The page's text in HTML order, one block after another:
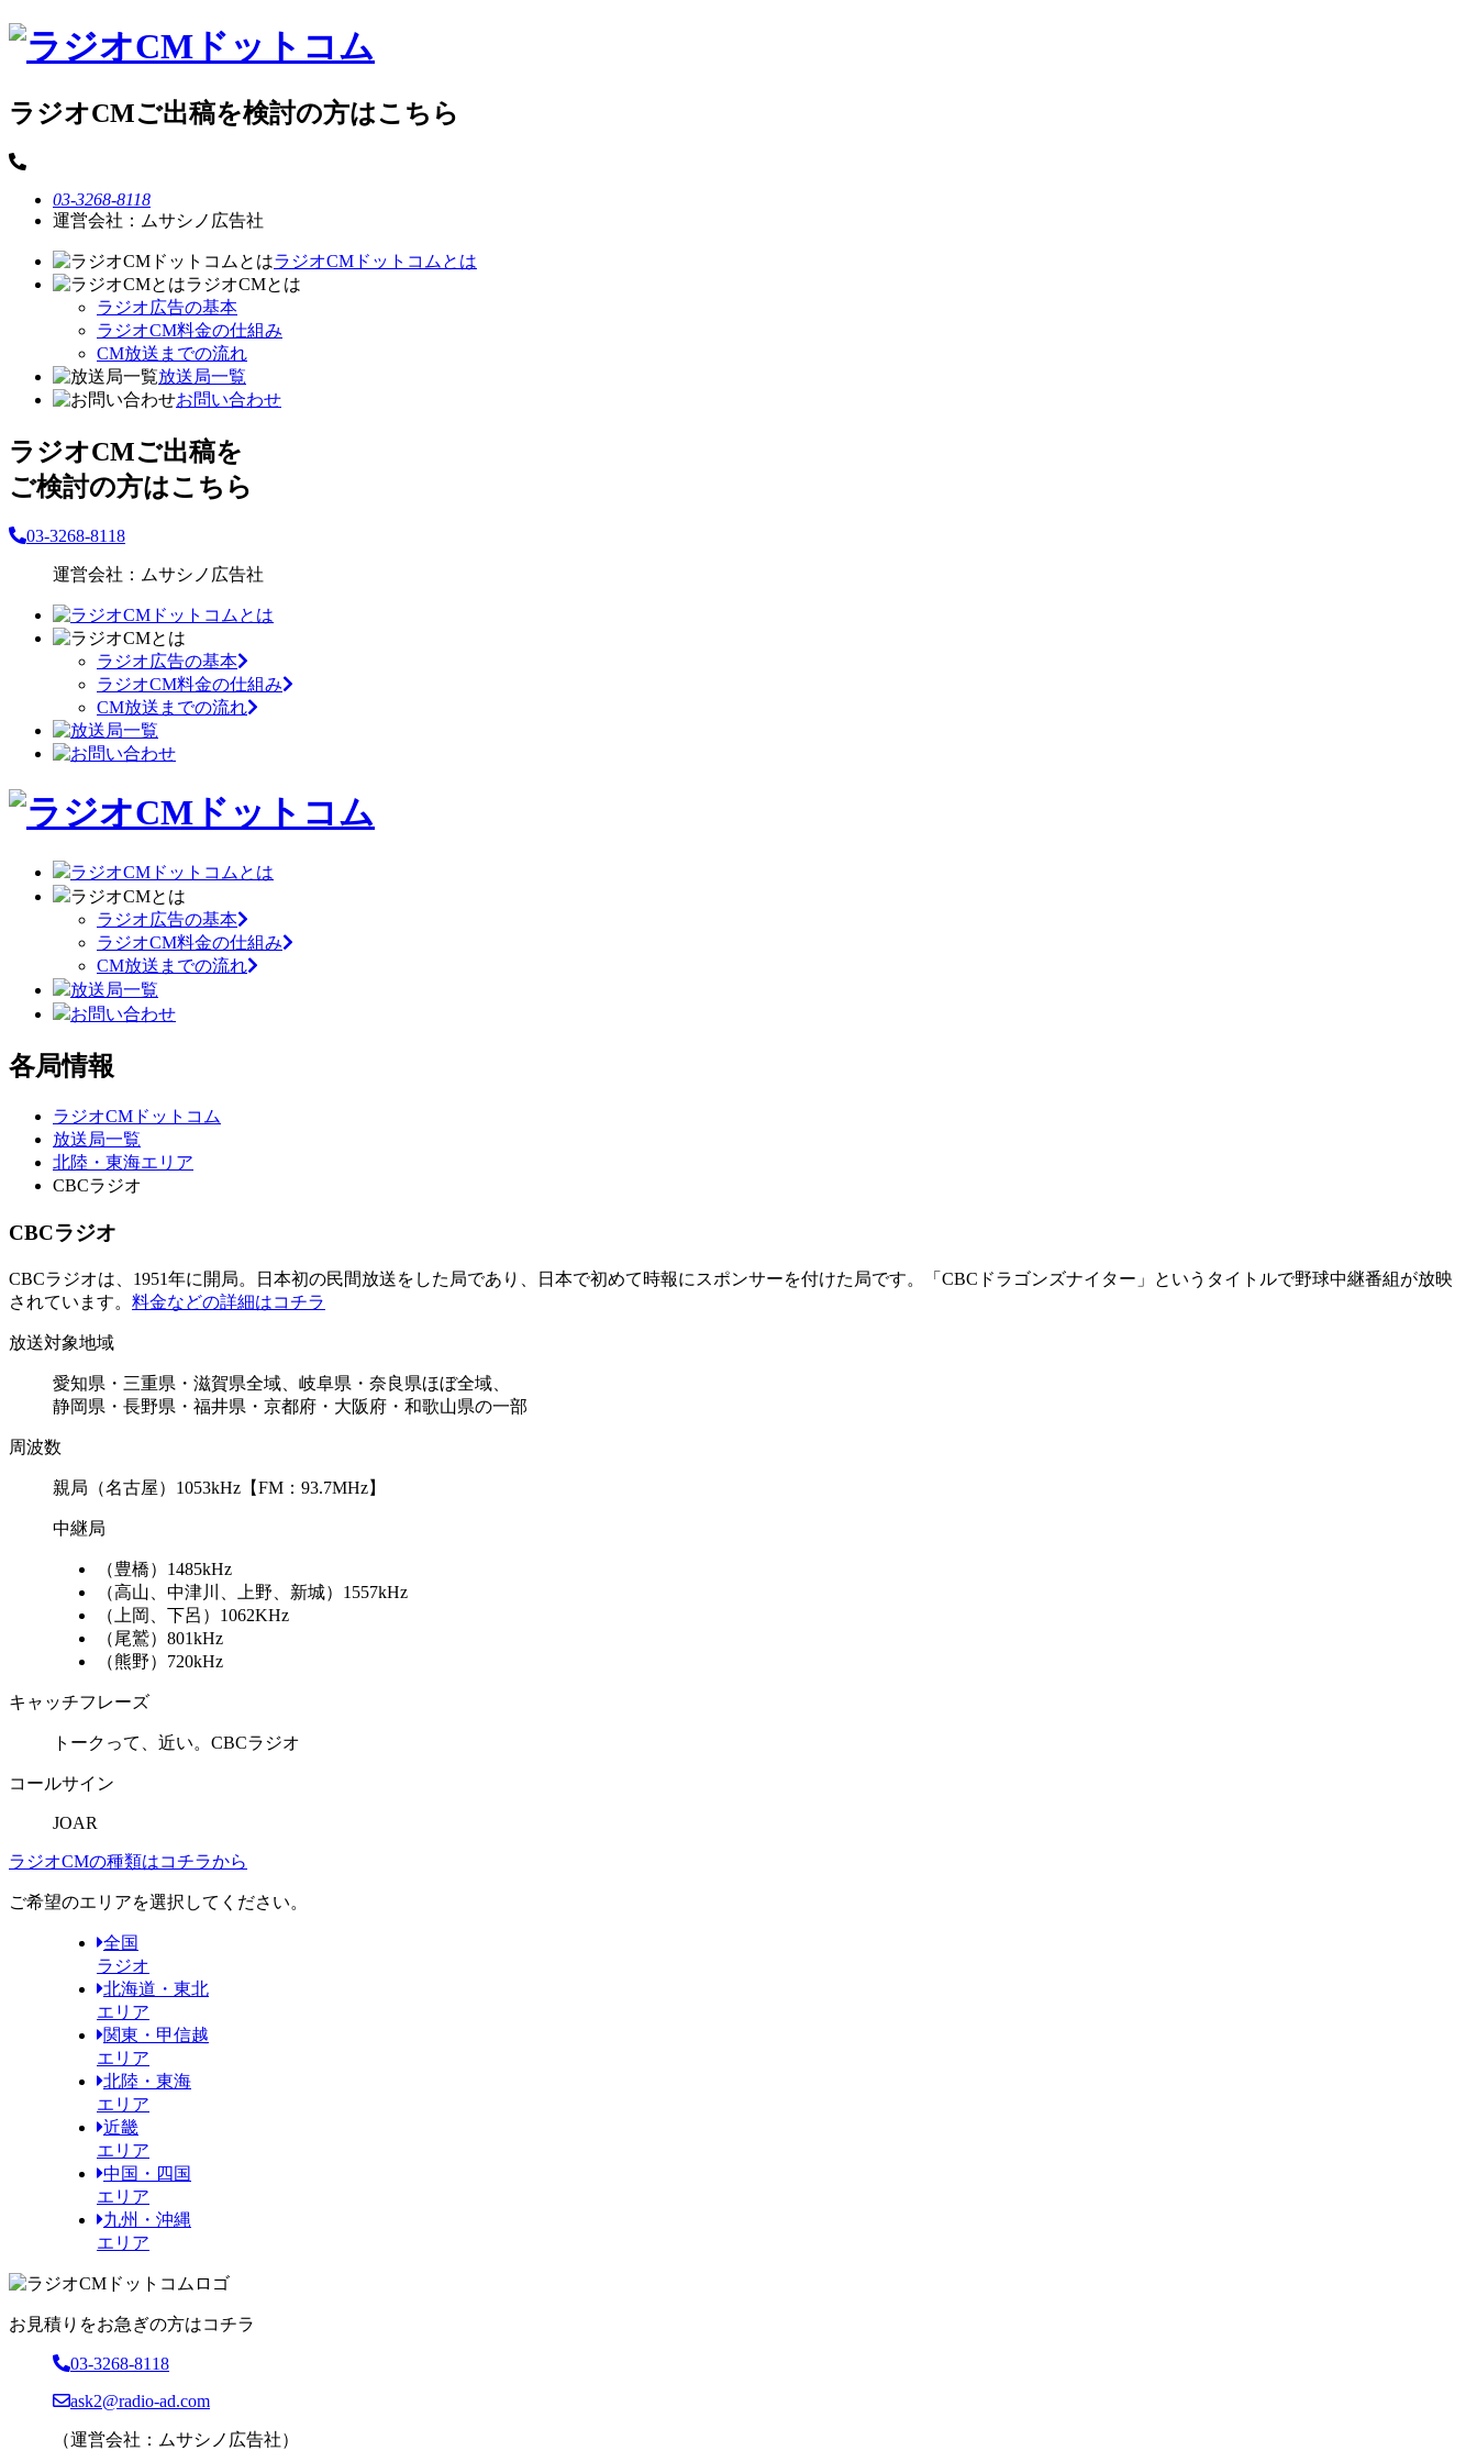
ラジオCMご出稿を検討の方はこちら
03-3268-8118
運営会社：ムサシノ広告社
ラジオCMドットコムとは
ラジオCMとは
ラジオ広告の基本
ラジオCM料金の仕組み
CM放送までの流れ
放送局一覧
お問い合わせ
ラジオCMご出稿を
ご検討の方はこちら
03-3268-8118
運営会社：ムサシノ広告社
ラジオ広告の基本
ラジオCM料金の仕組み
CM放送までの流れ
ラジオCMドットコムとは
ラジオCMとは
ラジオ広告の基本
ラジオCM料金の仕組み
CM放送までの流れ
放送局一覧
お問い合わせ
各局情報
ラジオCMドットコム
放送局一覧
北陸・東海エリア
CBCラジオ
CBCラジオ
CBCラジオは、1951年に開局。日本初の民間放送をした局であり、日本で初めて時報にスポンサーを付けた局です。「CBCドラゴンズナイター」というタイトルで野球中継番組が放映
されています。 料金などの詳細はコチラ
放送対象地域
愛知県・三重県・滋賀県全域、岐阜県・奈良県ほぼ全域、
静岡県・長野県・福井県・京都府・大阪府・和歌山県の一部
周波数
親局 （名古屋）1053kHz【FM：93.7MHz】
中継局
（豊橋）1485kHz
（高山、中津川、上野、新城）1557kHz
（上岡、下呂）1062KHz
（尾鷲）801kHz
（熊野）720kHz
キャッチフレーズ
トークって、近い。CBCラジオ
コールサイン
JOAR
ラジオCMの種類はコチラから
ご希望のエリアを選択してください。
全国
ラジオ
北海道・東北
エリア
関東・甲信越
エリア
北陸・東海
エリア
近畿
エリア
中国・四国
エリア
九州・沖縄
エリア
お見積りをお急ぎの方はコチラ
03-3268-8118
ask2@radio-ad.com
（運営会社：ムサシノ広告社）